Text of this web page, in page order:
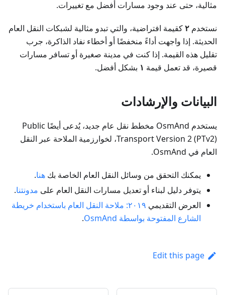
مثالية، حتى عند وجود مسارات أفضل مع تغييرات.
نستخدم ٢كقيمة افتراضية، والتي تبدو مثالية لشبكات النقل العام
الحديثة. إذا واجهت أداءً منخفضًا أو أخطاء نفاد الذاكرة، جرب
تقليل هذه القيمة. إذا كنت في مدينة صغيرة أو تسافر مسارات
قصيرة، قد تعمل قيمة ١ بشكل أفضل.
البيانات والإرشادات
يستخدم OsmAnd مخطط نقل عام جديد، يُدعى أيضًا Public
Transport Version 2 (PTv2)، لخوارزمية الملاحة عبر النقل
العام في OsmAnd.
يمكنك التحقق من وسائل النقل العام الخاصة بك هنا.
يتوفر دليل لبناء أو تعديل مسارات النقل العام على مدونتنا.
العرض التقديمي
٢٠١٩: ملاحة النقل العام باستخدام خريطة
الشارع المفتوحة بواسطة OsmAnd
.
Edit this page